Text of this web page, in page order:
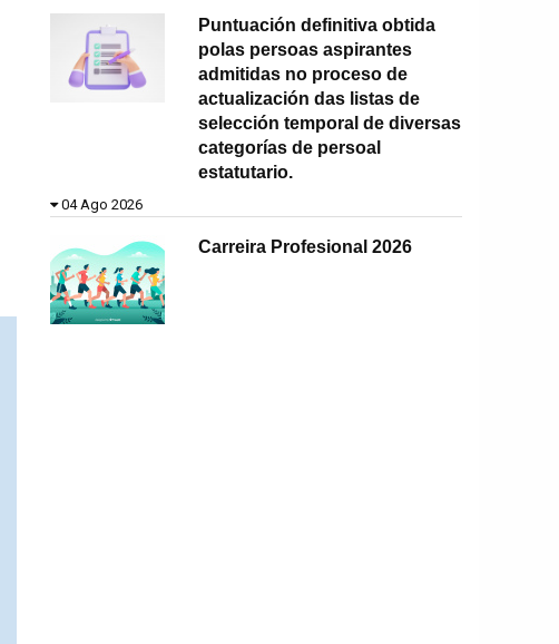
Puntuación definitiva obtida
polas persoas aspirantes
admitidas no proceso de
actualización das listas de
selección temporal de diversas
categorías de persoal
estatutario.
04 Ago 2026
Carreira Profesional 2026